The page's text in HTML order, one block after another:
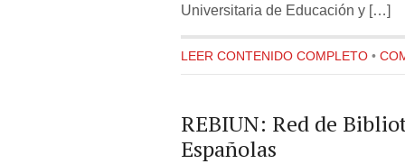
Universitaria de Educación y […]
LEER CONTENIDO COMPLETO •
REBIUN: Red de
Españolas